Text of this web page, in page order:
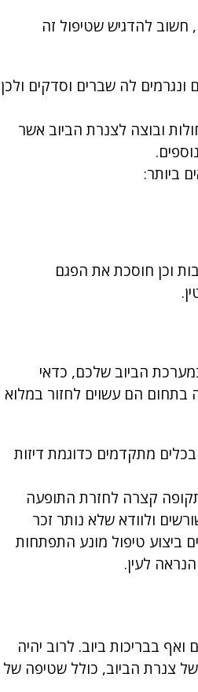
חשוב להדגיש שטיפול זה
ונגרמים לה שברים וסדקים ולכן
ובוצה לצנרת הביוב אשר
וכן חוסכת את הפגם
הביוב שלכם, כדאי
בתחום הם עשוים לחזור במלוא
מתקדמים כדוגמת דיזות
תקופה קצרה לחזרת התופעה
ולוודא שלא נותר זכר
ביצוע טיפול מונע התפתחות
לעין.
ואף בבריכות ביוב. לרוב יהיה
צנרת הביוב, כולל שטיפה של